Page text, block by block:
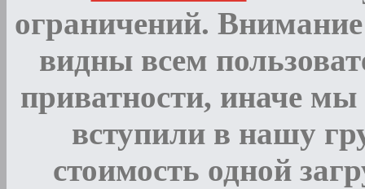
ограничений.
видны всем
приватности, иначе
вступили в нашу
стоимость одной